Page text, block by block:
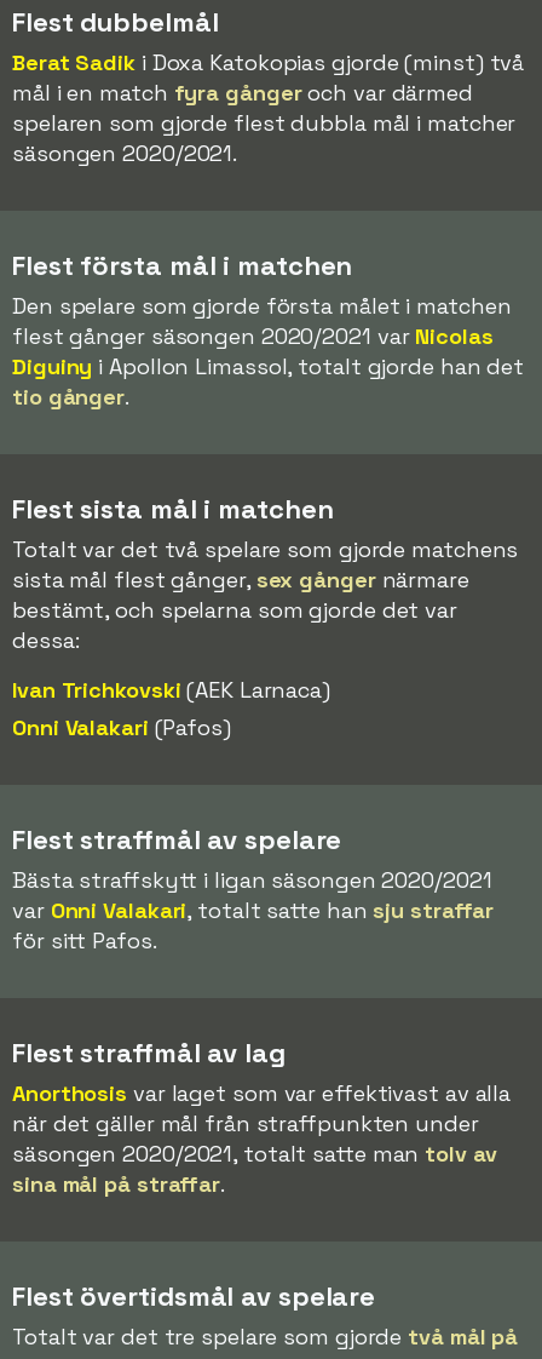
Flest dubbelmål
Berat Sadiki Doxa Katokopias gjorde (minst) två
mål i en match fyra gångeroch var därmed
spelaren som gjorde flest dubbla mål i matcher
säsongen 2020/2021.
Flest första mål i matchen
Den spelare som gjorde första målet i matchen
flest gånger säsongen 2020/2021 var Nicolas
Diguiny i Apollon Limassol, totalt gjorde han det
tio gånger.
Flest sista mål i matchen
Totalt var det två spelare som gjorde matchens
sista mål flest gånger, sex gångernärmare
bestämt, och spelarna som gjorde det var
dessa:
Ivan Trichkovski (AEK Larnaca)
Onni Valakari (Pafos)
Flest straffmål av spelare
Bästa straffskytt i ligan säsongen 2020/2021
var Onni Valakari, totalt satte han sju straffar
för sitt Pafos.
Flest straffmål av lag
Anorthosis var laget som var effektivast av alla
när det gäller mål från straffpunkten under
säsongen 2020/2021, totalt satte man tolv av
sina mål på straffar.
Flest övertidsmål av spelare
Totalt var det tre spelare som gjorde två mål på